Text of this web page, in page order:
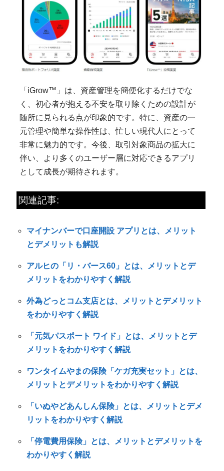
「iGrow™」は、資産管理を簡便化するだけでな
く、初心者が抱える不安を取り除くための設計が
随所に見られる点が印象的です。特に、資産の一
元管理や簡単な操作性は、忙しい現代人にとって
非常に魅力的です。今後、取引対象商品の拡大に
伴い、より多くのユーザー層に対応できるアプリ
として成長が期待されます。
関連記事:
マイナンバーで口座開設 アプリとは、メリット
とデメリットも解説
アルヒの「リ・バース60」とは、メリットとデ
メリットをわかりやすく解説
外為どっとコム支店とは、メリットとデメリット
をわかりやすく解説
「元気パスポート ワイド」とは、メリットとデ
メリットをわかりやすく解説
ワンタイムやまの保険「ケガ充実セット」とは、
メリットとデメリットをわかりやすく解説
「いぬやどあんしん保険」とは、メリットとデメ
リットをわかりやすく解説
「停電費用保険」とは、メリットとデメリットを
わかりやすく解説